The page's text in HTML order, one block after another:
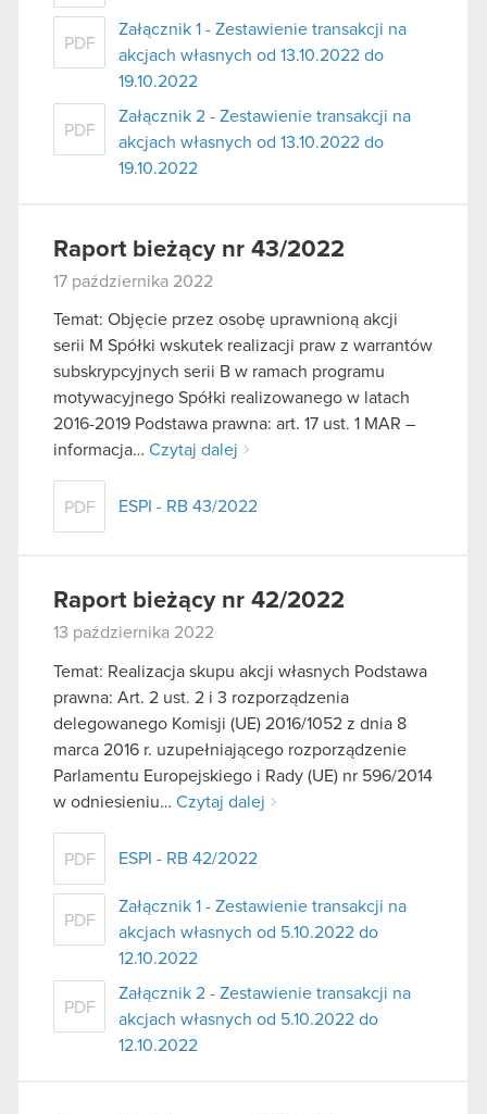
PDF
Załącznik 1 - Zestawienie transakcji na
akcjach własnych od 13.10.2022 do
19.10.2022
PDF
Załącznik 2 - Zestawienie transakcji na
akcjach własnych od 13.10.2022 do
19.10.2022
Raport bieżący nr 43/2022
17 października 2022
Temat: Objęcie przez osobę uprawnioną akcji
serii M Spółki wskutek realizacji praw z warrantów
subskrypcyjnych serii B w ramach programu
motywacyjnego Spółki realizowanego w latach
2016-2019 Podstawa prawna: art. 17 ust. 1 MAR –
informacja… Czytaj dalej
PDF ESPI - RB 43/2022
Raport bieżący nr 42/2022
13 października 2022
Temat: Realizacja skupu akcji własnych Podstawa
prawna: Art. 2 ust. 2 i 3 rozporządzenia
delegowanego Komisji (UE) 2016/1052 z dnia 8
marca 2016 r. uzupełniającego rozporządzenie
Parlamentu Europejskiego i Rady (UE) nr 596/2014
w odniesieniu… Czytaj dalej
PDF ESPI - RB 42/2022
PDF
Załącznik 1 - Zestawienie transakcji na
akcjach własnych od 5.10.2022 do
12.10.2022
PDF
Załącznik 2 - Zestawienie transakcji na
akcjach własnych od 5.10.2022 do
12.10.2022